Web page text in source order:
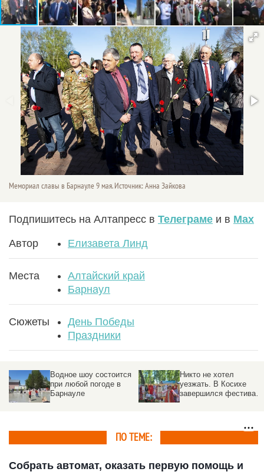
Мемориал славы в Барнауле 9 мая. Источник: Анна Зайкова
Подпишитесь на Алтапресс в Телеграме и в Max
Автор Елизавета Линд
Места
Алтайский край
Барнаул
Сюжеты
День Победы
Праздники
Водное шоу состоится
при любой погоде в
Барнауле
Никто не хотел
уезжать. В Косихе
завершился фестиваль
ПО ТЕМЕ:
Собрать автомат, оказать первую помощь и